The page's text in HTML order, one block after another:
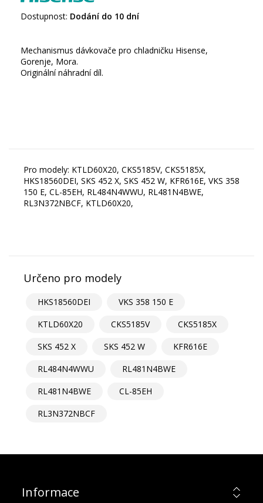
Dostupnost: Dodání do 10 dní
Mechanismus dávkovače pro chladničku Hisense,
Gorenje, Mora.
Originální náhradní díl.
Pro modely: KTLD60X20, CKS5185V, CKS5185X,
HKS18560DEI, SKS 452 X, SKS 452 W, KFR616E, VKS 358
150 E, CL-85EH, RL484N4WWU, RL481N4BWE,
RL3N372NBCF, KTLD60X20,
Určeno pro modely
HKS18560DEI
VKS 358 150 E
KTLD60X20
CKS5185V
CKS5185X
SKS 452 X
SKS 452 W
KFR616E
RL484N4WWU
RL481N4BWE
RL481N4BWE
CL-85EH
RL3N372NBCF
Informace